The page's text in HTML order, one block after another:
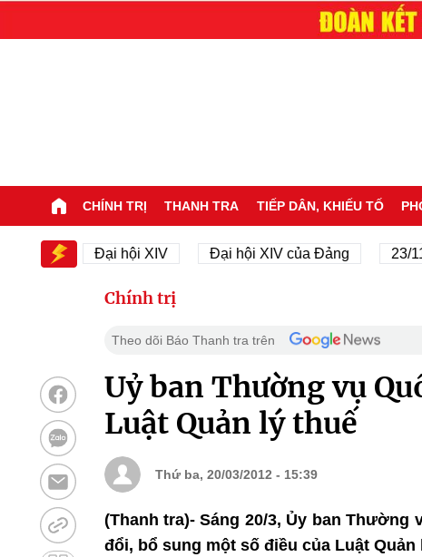
CHÍNH TRỊ THANH TRA TIẾP DÂN, KHIẾU TỐ
Đại hội XIV Đại hội XIV của Đảng 23/11/
Chính trị
Theo dõi Báo Thanh tra trên
Uỷ ban Thường vụ
Luật Quản lý thuế
Thứ ba, 20/03/2012 - 15:39
(Thanh tra)- Sáng 20/3, Ủy ban
đổi, bổ sung một số điều của Luật Quản